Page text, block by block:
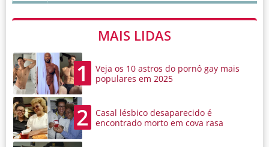
MAIS LIDAS
1
Veja os 10 astros do pornô gay mais
populares em 2025
2
Casal lésbico desaparecido é
encontrado morto em cova rasa